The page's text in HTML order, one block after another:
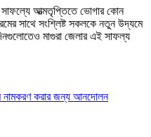
আত্মতৃপ্তিতে ভোগার কোন
সাথে সংশ্লিষ্ট সকলকে নতুন উদ্যমে
মাগুরা জেলার এই সাফল্য
নামকরণ করার জন্য আনদোলন